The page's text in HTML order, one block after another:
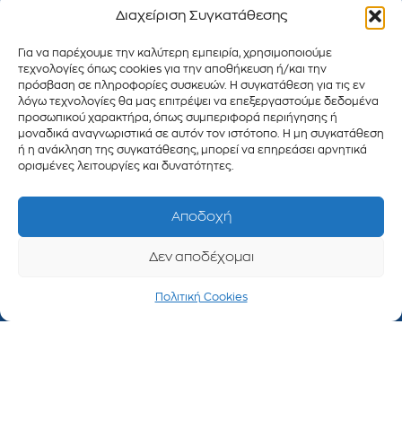
Διαχείριση Συγκατάθεσης
Για να παρέχουμε την καλύτερη εμπειρία, χρησιμοποιούμε
τεχνολογίες όπως cookies για την αποθήκευση ή/και την
πρόσβαση σε πληροφορίες συσκευών. Η συγκατάθεση για τις εν
λόγω τεχνολογίες θα μας επιτρέψει να επεξεργαστούμε δεδομένα
προσωπικού χαρακτήρα, όπως συμπεριφορά περιήγησης ή
μοναδικά αναγνωριστικά σε αυτόν τον ιστότοπο. Η μη συγκατάθεση
ή η ανάκληση της συγκατάθεσης, μπορεί να επηρεάσει αρνητικά
ορισμένες λειτουργίες και δυνατότητες.
Αποδοχή
Δεν αποδέχομαι
Πολιτική Cookies
λειτουργίας
Δευτέρα
έως
Παρασκευή
09:00 -
17:00
Πληροφορίες :